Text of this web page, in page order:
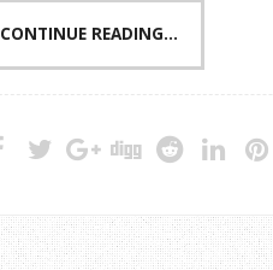
CONTINUE READING...